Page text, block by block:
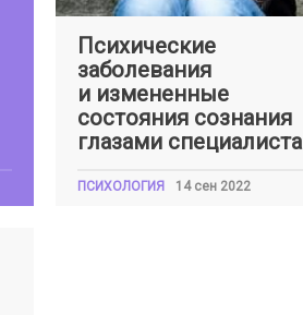
Психические
заболевания
и измененные
состояния сознания
глазами специалиста
ПСИХОЛОГИЯ 14 сен 2022